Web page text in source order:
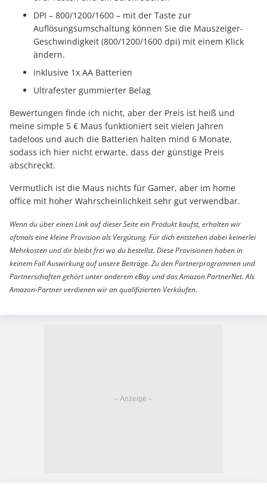
DPI – 800/1200/1600 – mit der Taste zur
Auflösungsumschaltung können Sie die Mauszeiger-
Geschwindigkeit (800/1200/1600 dpi) mit einem Klick
ändern.
inklusive 1x AA Batterien
Ultrafester gummierter Belag
Bewertungen finde ich nicht, aber der Preis ist heiß und
meine simple 5 € Maus funktioniert seit vielen Jahren
tadeloos und auch die Batterien halten mind 6 Monate,
sodass ich hier nicht erwarte, dass der günstige Preis
abschreckt.
Vermutlich ist die Maus nichts für Gamer, aber im home
office mit hoher Wahrscheinlichkeit sehr gut verwendbar.
Wenn du über einen Link auf dieser Seite ein Produkt kaufst, erhalten wir
oftmals eine kleine Provision als Vergütung. Für dich entstehen dabei keinerlei
Mehrkosten und dir bleibt frei wo du bestellst. Diese Provisionen haben in
keinem Fall Auswirkung auf unsere Beiträge. Zu den Partnerprogrammen und
Partnerschaften gehört unter anderem eBay und das Amazon PartnerNet. Als
Amazon-Partner verdienen wir an qualifizierten Verkäufen.